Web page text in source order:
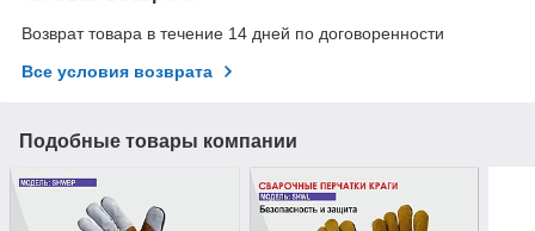
Возврат товара в течение 14 дней по договоренности
Все условия возврата
Подобные товары компании